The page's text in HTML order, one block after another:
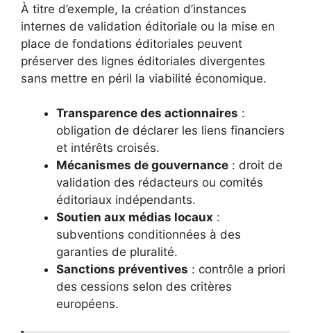
À titre d’exemple, la création d’instances
internes de validation éditoriale ou la mise en
place de fondations éditoriales peuvent
préserver des lignes éditoriales divergentes
sans mettre en péril la viabilité économique.
Transparence des actionnaires :
obligation de déclarer les liens financiers
et intérêts croisés.
Mécanismes de gouvernance : droit de
validation des rédacteurs ou comités
éditoriaux indépendants.
Soutien aux médias locaux :
subventions conditionnées à des
garanties de pluralité.
Sanctions préventives : contrôle a priori
des cessions selon des critères
européens.